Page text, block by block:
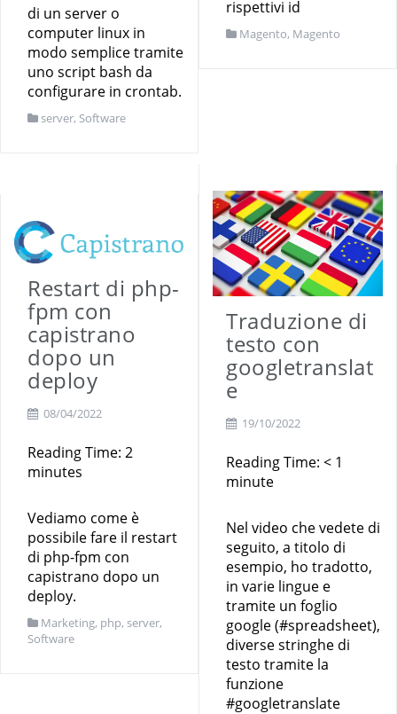
di un server o
computer linux in
modo semplice tramite
uno script bash da
configurare in crontab.
server, Software
rispettivi id
Magento, Magento
Traduzione di
testo con
googletranslat
e
19/10/2022
Reading Time: < 1
minute
Nel video che vedete di
seguito, a titolo di
esempio, ho tradotto,
in varie lingue e
tramite un foglio
google (#spreadsheet),
diverse stringhe di
testo tramite la
funzione
#googletranslate
Restart di php-
fpm con
capistrano
dopo un
deploy
08/04/2022
Reading Time: 2
minutes
Vediamo come è
possibile fare il restart
di php-fpm con
capistrano dopo un
deploy.
Marketing, php, server,
Software